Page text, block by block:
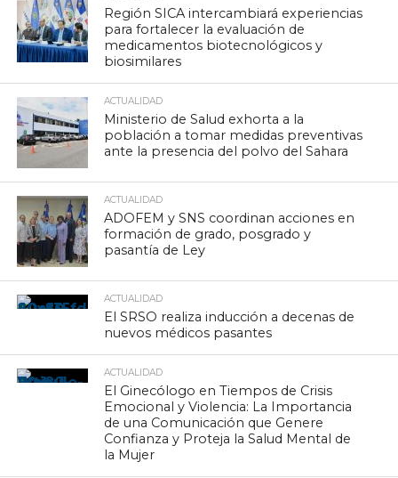
Región SICA intercambiará experiencias
para fortalecer la evaluación de
medicamentos biotecnológicos y
biosimilares
ACTUALIDAD
Ministerio de Salud exhorta a la
población a tomar medidas preventivas
ante la presencia del polvo del Sahara
ACTUALIDAD
ADOFEM y SNS coordinan acciones en
formación de grado, posgrado y
pasantía de Ley
ACTUALIDAD
El SRSO realiza inducción a decenas de
nuevos médicos pasantes
ACTUALIDAD
El Ginecólogo en Tiempos de Crisis
Emocional y Violencia: La Importancia
de una Comunicación que Genere
Confianza y Proteja la Salud Mental de
la Mujer